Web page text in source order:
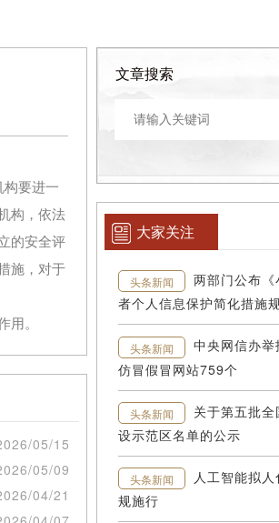
要进一
构，依法
的安全评
施，对于
。
05/15
05/09
04/21
文章搜索
大家关注
头条新闻
两部门公布
者个人信息保护简化措施规
头条新闻
中央网信办
仿冒假冒网站759个
头条新闻
关于第五批
设示范区名单的公示
头条新闻
人工智能拟
规施行